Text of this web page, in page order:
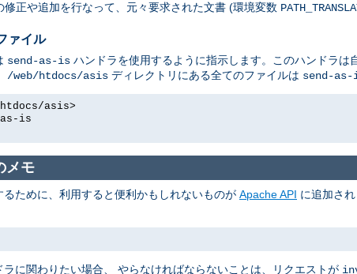
正や追加を行なって、元々要求された文書 (環境変数
ァイル
send-as-is ハンドラを使用するように指示します。このハンドラ
/web/htdocs/asis ディレクトリにある全てのファイルは send-
asis>
as-is
メモ
ために、利用すると便利かもしれないものが Apache API に追加さ
ラに関わりたい場合、 やらなければならないことは、リクエストが